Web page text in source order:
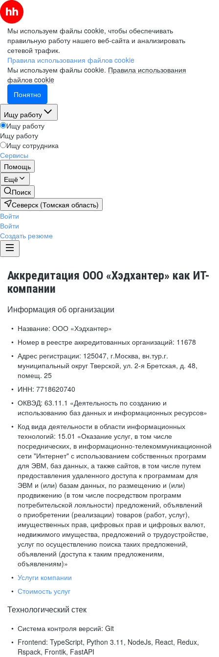
Мы используем файлы cookie, чтобы обеспечивать
правильную работу нашего веб-сайта и анализировать
сетевой трафик.
Правила использования файлов cookie
Мы используем файлы cookie. Правила использования
файлов cookie
Понятно
Ищу работу
Ищу работу
Ищу работу
Ищу сотрудника
Сервисы
Помощь
Ещё
Поиск
Северск (Томская область)
Войти
Войти
Создать резюме
Аккредитация ООО «Хэдхантер» как ИТ-
компании
Информация об организации
Название: ООО «Хэдхантер»
Номер в реестре аккредитованных организаций: 11678
Адрес регистрации: 125047, г.Москва, вн.тур.г.
муниципальный округ Тверской, ул. 2-я Бретская, д. 48,
помещ. 25
ИНН: 7718620740
ОКВЭД: 63.11.1 «Деятельность по созданию и
использованию баз данных и информационных ресурсов»
Код вида деятельности в области информационных
технологий: 15.01 «Оказание услуг, в том числе
посреднических, в информационно-телекоммуникационной
сети "Интернет" с использованием собственных программ
для ЭВМ, баз данных, а также сайтов, в том числе путем
предоставления удаленного доступа к программам для
ЭВМ и (или) базам данных, по размещению и (или)
продвижению (в том числе посредством программ
потребительской лояльности) предложений, объявлений
о приобретении (реализации) товаров (работ, услуг),
имущественных прав, цифровых прав и цифровых валют,
недвижимого имущества, предложений о трудоустройстве,
услуг по осуществлению поиска таких предложений,
объявлений (доступа к таким предложениям,
объявлениям)»
Услуги компании
Стоимость услуг
Технологический стек
Система контроля версий: Git
Frontend: TypeScript, Python 3.11, NodeJs, React, Redux,
Rspack, Frontik, FastAPI